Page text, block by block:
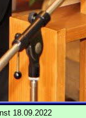
18.09.2022